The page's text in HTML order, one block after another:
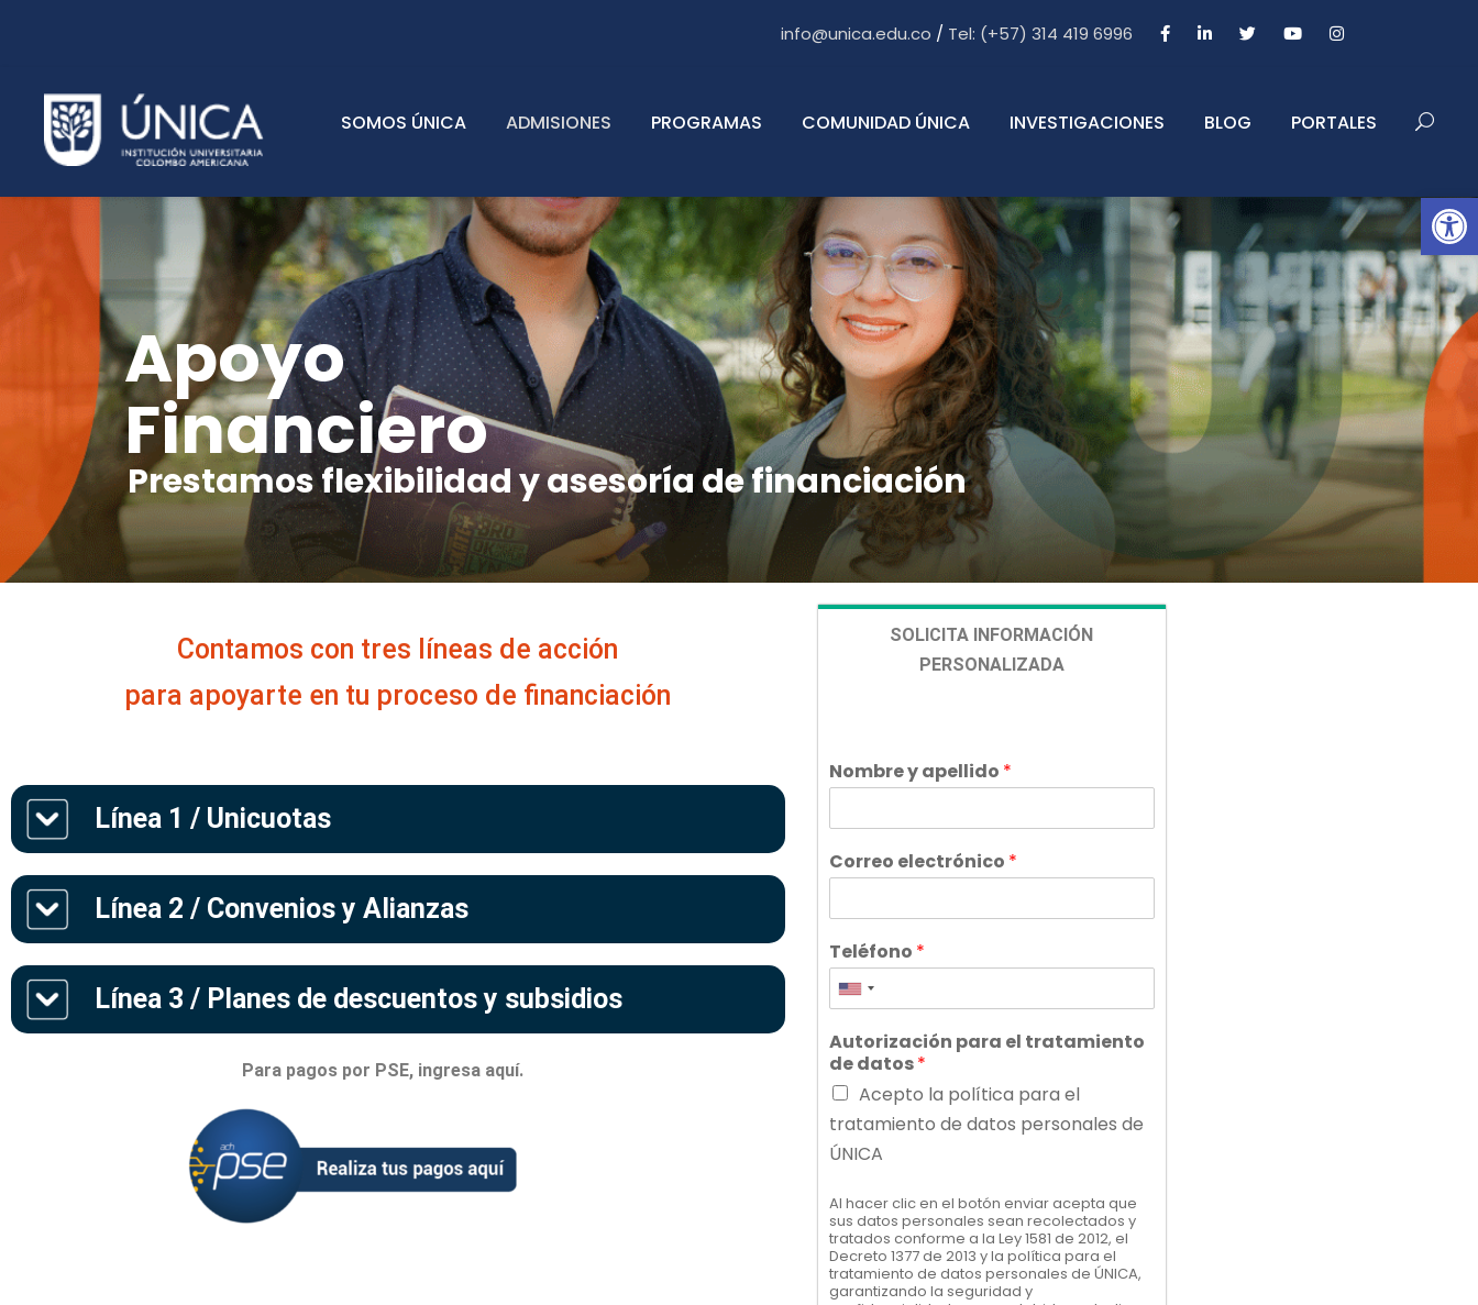
Abrir barra de herramientas
info@unica.edu.co / Tel: (+57) 314 419 6996
SOMOS ÚNICA ADMISIONES PROGRAMAS COMUNIDAD ÚNICA INVESTIGACIONES BLOG PORTALES
Apoyo
Financiero
Prestamos flexibilidad y asesoría de financiación
Contamos con tres líneas de acción
para apoyarte en tu proceso de financiación
Línea 1 / Unicuotas
Línea 2 / Convenios y Alianzas
Línea 3 / Planes de descuentos y subsidios
Para pagos por PSE, ingresa aquí.
SOLICITA INFORMACIÓN
PERSONALIZADA
Nombre y apellido *
Correo electrónico *
Teléfono *
Autorización para el tratamiento
de datos*
Acepto la política para el
tratamiento de datos personales de
ÚNICA
Al hacer clic en el botón enviar acepta que
sus datos personales sean recolectados y
tratados conforme a la Ley 1581 de 2012, el
Decreto 1377 de 2013 y la política para el
tratamiento de datos personales de ÚNICA,
garantizando la seguridad y